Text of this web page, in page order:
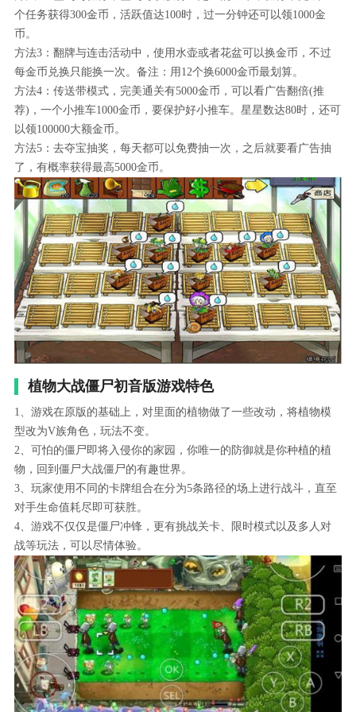
个任务获得300金币，活跃值达100时，过一分钟还可以领1000金
币。
方法3：翻牌与连击活动中，使用水壶或者花盆可以换金币，不过
每金币兑换只能换一次。备注：用12个换6000金币最划算。
方法4：传送带模式，完美通关有5000金币，可以看广告翻倍(推
荐)，一个小推车1000金币，要保护好小推车。星星数达80时，还可
以领100000大额金币。
方法5：去夺宝抽奖，每天都可以免费抽一次，之后就要看广告抽
了，有概率获得最高5000金币。
植物大战僵尸初音版游戏特色
1、游戏在原版的基础上，对里面的植物做了一些改动，将植物模
型改为V族角色，玩法不变。
2、可怕的僵尸即将入侵你的家园，你唯一的防御就是你种植的植
物，回到僵尸大战僵尸的有趣世界。
3、玩家使用不同的卡牌组合在分为5条路径的场上进行战斗，直至
对手生命值耗尽即可获胜。
4、游戏不仅仅是僵尸冲锋，更有挑战关卡、限时模式以及多人对
战等玩法，可以尽情体验。